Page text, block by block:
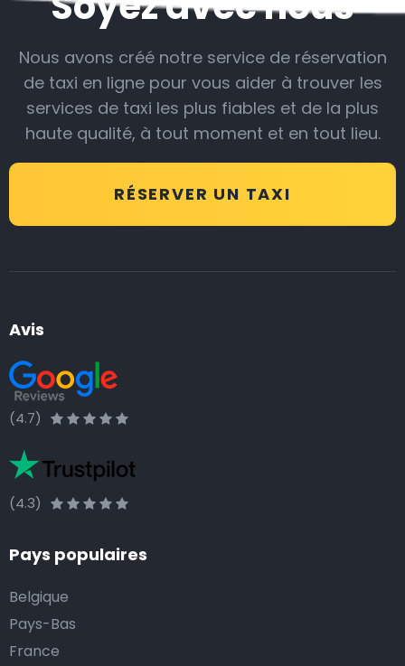
Nous avons créé notre service de réservation
de taxi en ligne pour vous aider à trouver les
services de taxi les plus fiables et de la plus
haute qualité, à tout moment et en tout lieu.
RÉSERVER UN TAXI
Avis
(4.7)
(4.3)
Pays populaires
Belgique
Pays-Bas
France